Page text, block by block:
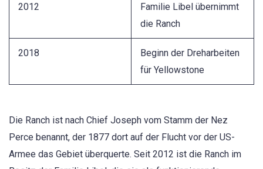
2012
Familie Libel übernimmt
die Ranch
2018
Beginn der Dreharbeiten
für Yellowstone
Die Ranch ist nach Chief Joseph vom Stamm der Nez
Perce benannt, der 1877 dort auf der Flucht vor der US-
Armee das Gebiet überquerte. Seit 2012 ist die Ranch im